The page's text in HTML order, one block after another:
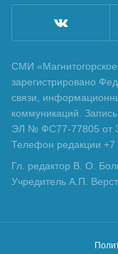
СМИ
зарегистрировано
связи,
коммуникаций.
ЭЛ № ФС77-77805 от
Телефон редакции +7
Гл. редактор В. О.
Учредитель А.П.